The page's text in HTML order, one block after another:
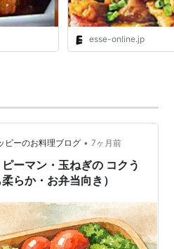
esse-online.jp
ピーのお料理ブログ • 7ヶ月前
ーマン・玉ねぎの コクう
らか・お弁当向き）